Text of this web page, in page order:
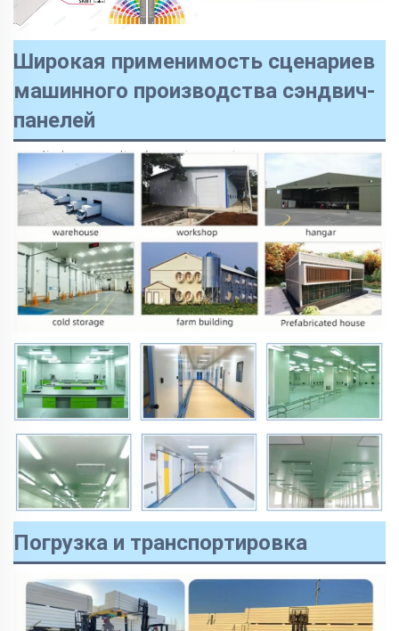
Широкая применимость сценариев
машинного производства сэндвич-
панелей
Погрузка и транспортировка